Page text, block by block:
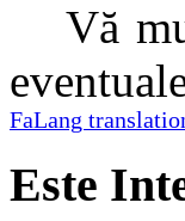
Vă
FaLang
Este